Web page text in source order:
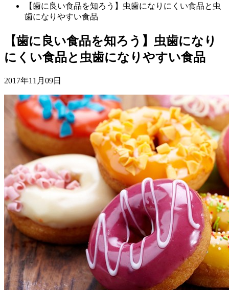
【歯に良い食品を知ろう】虫歯になりにくい食品と虫
歯になりやすい食品
【歯に良い食品を知ろう】虫歯になり
にくい食品と虫歯になりやすい食品
2017年11月09日